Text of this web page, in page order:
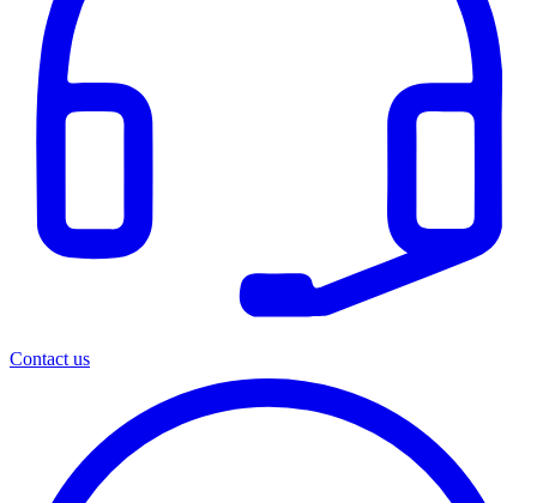
Contact us